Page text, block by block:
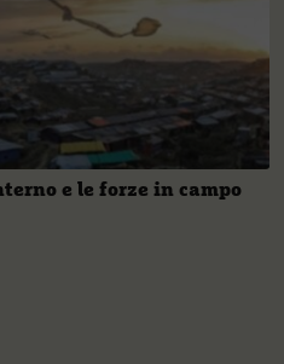
e le forze in campo